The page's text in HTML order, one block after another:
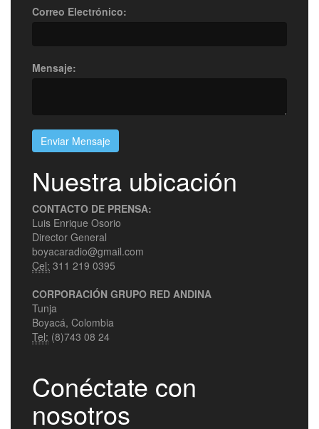
Correo Electrónico:
Mensaje:
Enviar Mensaje
Nuestra ubicación
CONTACTO DE PRENSA:
Luis Enrique Osorio
Director General
boyacaradio@gmail.com
Cel: 311 219 0395
CORPORACIÓN GRUPO RED ANDINA
Tunja
Boyacá, Colombia
Tel: (8)743 08 24
Conéctate con
nosotros